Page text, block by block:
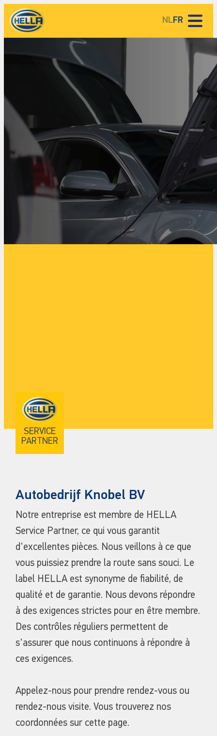
HELLA Service Partner Lieux
HELLA base de connaissances
A propos de HELLA
NLFR
SERVICE
PARTNER
Autobedrijf Knobel BV
Notre entreprise est membre de HELLA
Service Partner, ce qui vous garantit
d'excellentes pièces. Nous veillons à ce que
vous puissiez prendre la route sans souci. Le
label HELLA est synonyme de fiabilité, de
qualité et de garantie. Nous devons répondre
à des exigences strictes pour en être membre.
Des contrôles réguliers permettent de
s'assurer que nous continuons à répondre à
ces exigences.
Appelez-nous pour prendre rendez-vous ou
rendez-nous visite. Vous trouverez nos
coordonnées sur cette page.